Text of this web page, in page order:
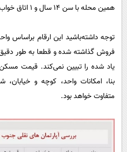
همین محله با سن ۱۴ سال و ۱ اتاق خواب را خریداری کنید.
توجه داشته‌باشید این ارقام براساس
فروش گذاشته شده و قطعا به طور
یاد شده را تبیین نمی‌کند. قیمت
بنا، امکانات واحد، کوچه و
متفاوت خواهد بود.